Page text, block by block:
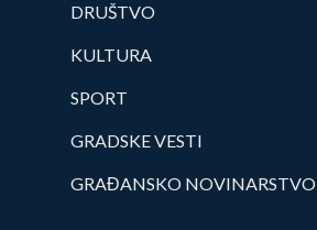
DRUŠTVO
KULTURA
SPORT
GRADSKE VESTI
GRAĐANSKO NOVINARSTVO